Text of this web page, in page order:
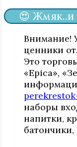
😍 Жмяк..и
Внимание!
ценники
Это
«Epica»,
наборы
напитки,